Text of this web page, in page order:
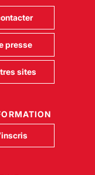
presse
sites